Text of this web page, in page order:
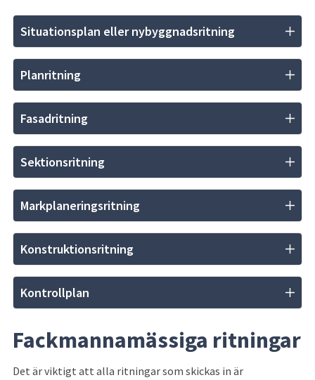
Situationsplan eller nybyggnadsritning
Planritning
Fasadritning
Sektionsritning
Markplaneringsritning
Konstruktionsritning
Kontrollplan
Fackmannamässiga ritningar
Det är viktigt att alla ritningar som skickas in är